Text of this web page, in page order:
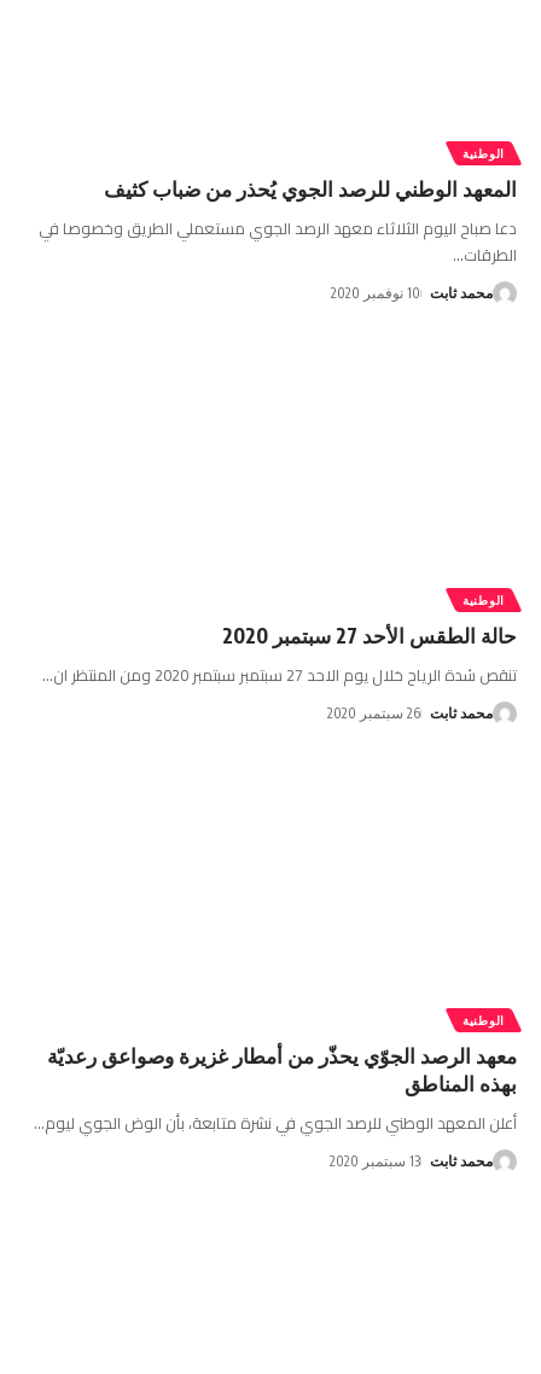
الوطنية
المعهد الوطني للرصد الجوي يُحذر من ضباب كثيف
دعا صباح اليوم الثلاثاء معهد الرصد الجوي مستعملي الطريق وخصوصا في
الطرقات…
محمد ثابت 10 نوفمبر 2020
الوطنية
حالة الطقس الأحد 27 سبتمبر 2020
تنقص شدة الرياح خلال يوم الاحد 27 سبتمبر سبتمبر 2020 ومن المنتظر ان …
محمد ثابت 26 سبتمبر 2020
الوطنية
معهد الرصد الجوّي يحذّر من أمطار غزيرة وصواعق رعديّة
بهذه المناطق
أعلن المعهد الوطني للرصد الجوي في نشرة متابعة، بأن الوض الجوي ليوم…
محمد ثابت 13 سبتمبر 2020